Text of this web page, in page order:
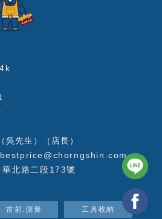
先生）（店長）
北路二段173號
雷射.測量 工具收納